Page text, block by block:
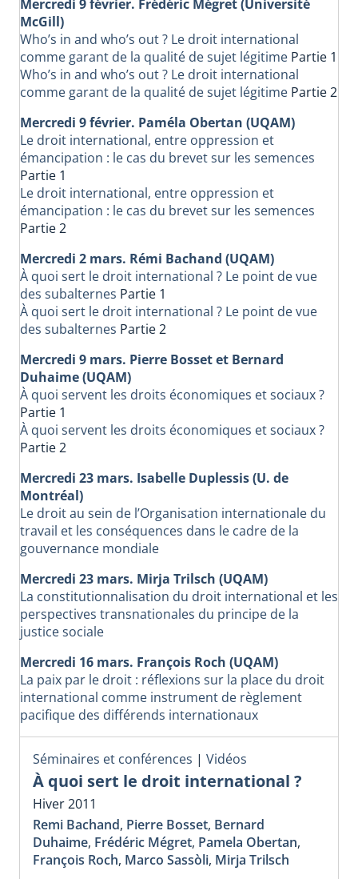
Mercredi 9 février. Frédéric Mégret (Université
McGill)
Who’s in and who’s out ? Le droit international
comme garant de la qualité de sujet légitime Partie 1
Who’s in and who’s out ? Le droit international
comme garant de la qualité de sujet légitime Partie 2
Mercredi 9 février. Paméla Obertan (UQAM)
Le droit international, entre oppression et
émancipation : le cas du brevet sur les semences
Partie 1
Le droit international, entre oppression et
émancipation : le cas du brevet sur les semences
Partie 2
Mercredi 2 mars. Rémi Bachand (UQAM)
À quoi sert le droit international ? Le point de vue
des subalternes Partie 1
À quoi sert le droit international ? Le point de vue
des subalternes Partie 2
Mercredi 9 mars. Pierre Bosset et Bernard
Duhaime (UQAM)
À quoi servent les droits économiques et sociaux ?
Partie 1
À quoi servent les droits économiques et sociaux ?
Partie 2
Mercredi 23 mars. Isabelle Duplessis (U. de
Montréal)
Le droit au sein de l’Organisation internationale du
travail et les conséquences dans le cadre de la
gouvernance mondiale
Mercredi 23 mars. Mirja Trilsch (UQAM)
La constitutionnalisation du droit international et les
perspectives transnationales du principe de la
justice sociale
Mercredi 16 mars. François Roch (UQAM)
La paix par le droit : réflexions sur la place du droit
international comme instrument de règlement
pacifique des différends internationaux
Séminaires et conférences | Vidéos
À quoi sert le droit international ?
Hiver 2011
Remi Bachand, Pierre Bosset, Bernard
Duhaime, Frédéric Mégret, Pamela Obertan,
François Roch, Marco Sassòli, Mirja Trilsch